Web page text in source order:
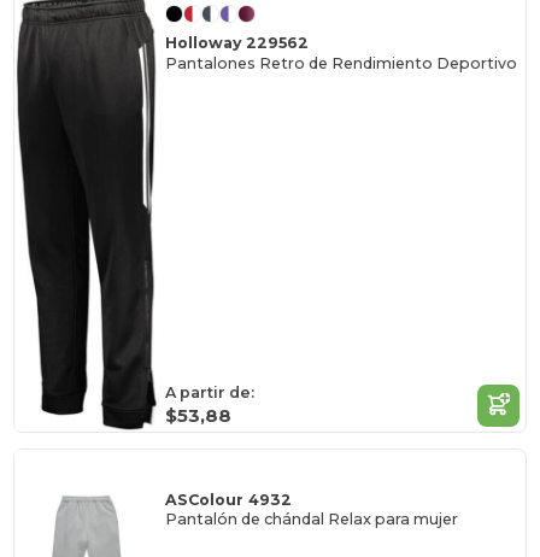
Holloway 229562
Pantalones Retro de Rendimiento Deportivo
A partir de:
$53,88
ASColour 4932
Pantalón de chándal Relax para mujer